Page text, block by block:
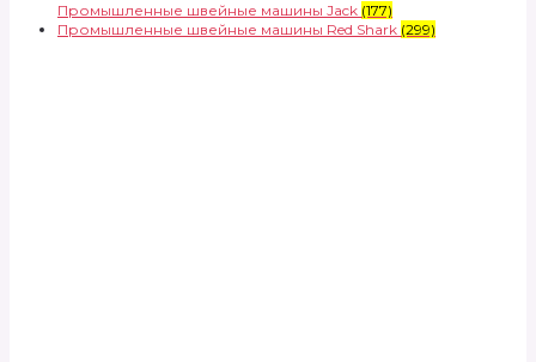
Промышленные швейные машины Jack (177)
Промышленные швейные машины Red Shark (299)